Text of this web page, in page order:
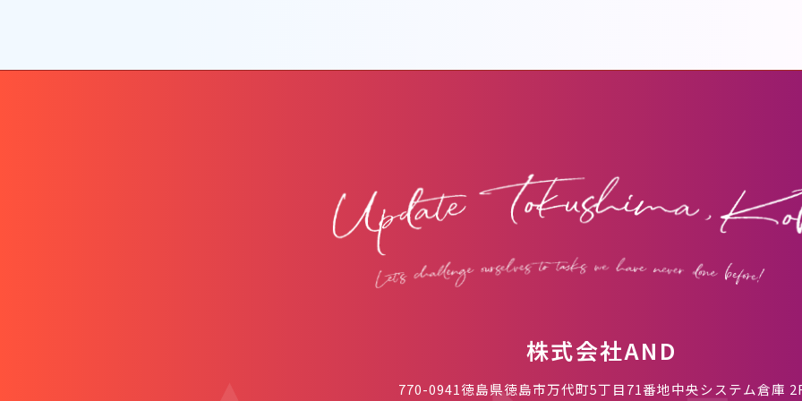
株式会社AND
770-0941徳島県徳島市万代町5丁目71番地中央システム倉庫